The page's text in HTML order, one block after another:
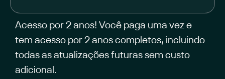
Acesso por 2 anos! Você paga uma vez e
tem acesso por 2 anos completos, incluindo
todas as atualizações futuras sem custo
adicional.